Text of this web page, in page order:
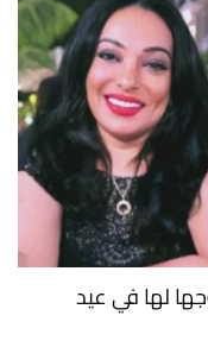
لها في عيد